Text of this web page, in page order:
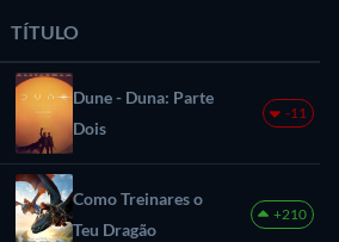
TÍTULO
Dune - Duna: Parte
Dois
-11
Como Treinares o
Teu Dragão
+210